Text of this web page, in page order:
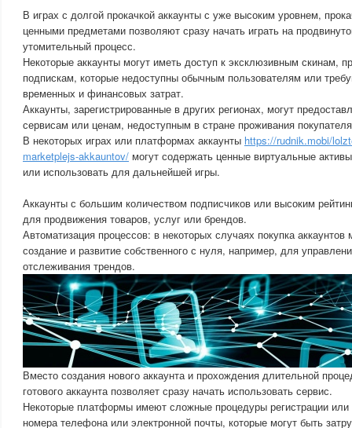
В играх с долгой прокачкой аккаунты с уже высоким уровнем,
ценными предметами позволяют сразу начать играть на
утомительный процесс.
Некоторые аккаунты могут иметь доступ к эксклюзивным скинам,
подпискам, которые недоступны обычным пользователям или
временных и финансовых затрат.
Аккаунты, зарегистрированные в других регионах, могут
сервисам или ценам, недоступным в стране проживания
В некоторых играх или платформах аккаунты https://rudnik.mobi/
marketplejs-akkauntov/ могут содержать ценные виртуальные
или использовать для дальнейшей игры.
Аккаунты с большим количеством подписчиков или высоким
для продвижения товаров, услуг или брендов.
Автоматизация процессов: в некоторых случаях покупка
создание и развитие собственного с нуля, например, для
отслеживания трендов.
Вместо создания нового аккаунта и прохождения длительной
готового аккаунта позволяет сразу начать использовать сервис.
Некоторые платформы имеют сложные процедуры регистрации
номера телефона или электронной почты, которые могут быть